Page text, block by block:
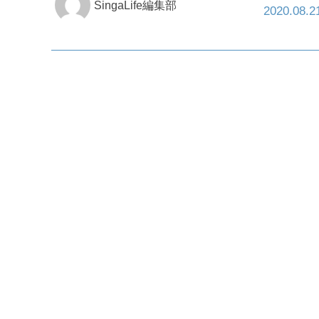
SingaLife編集部